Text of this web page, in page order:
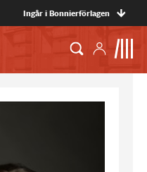
Ingår i Bonnierförlagen